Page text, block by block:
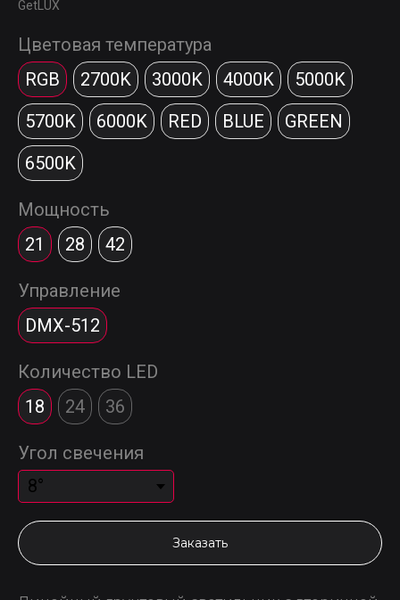
GetLUX
Цветовая температура
RGB
2700K 3000K 4000K
5000K
5700K
6000K RED BLUE
GREEN
6500K
Мощность
21
28 42
Управление
DMX-512
Количество LED
18
24 36
Угол свечения
Заказать